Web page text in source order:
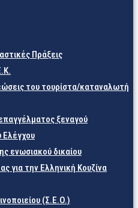
Πράξεις
του τουρίστα/καταναλωτή
ξεναγού
ενωσιακού δικαίου
για την Ελληνική Κουζίνα
(Σ.Ε.Ο.)